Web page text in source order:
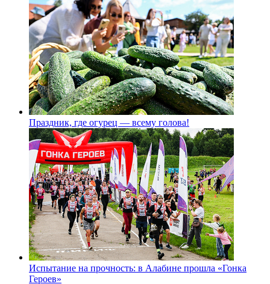
Праздник, где огурец — всему голова!
Испытание на прочность: в Алабине прошла «Гонка
Героев»